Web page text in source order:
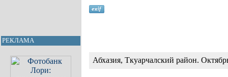
РЕКЛАМА
Абхазия, Ткуарчалский район.